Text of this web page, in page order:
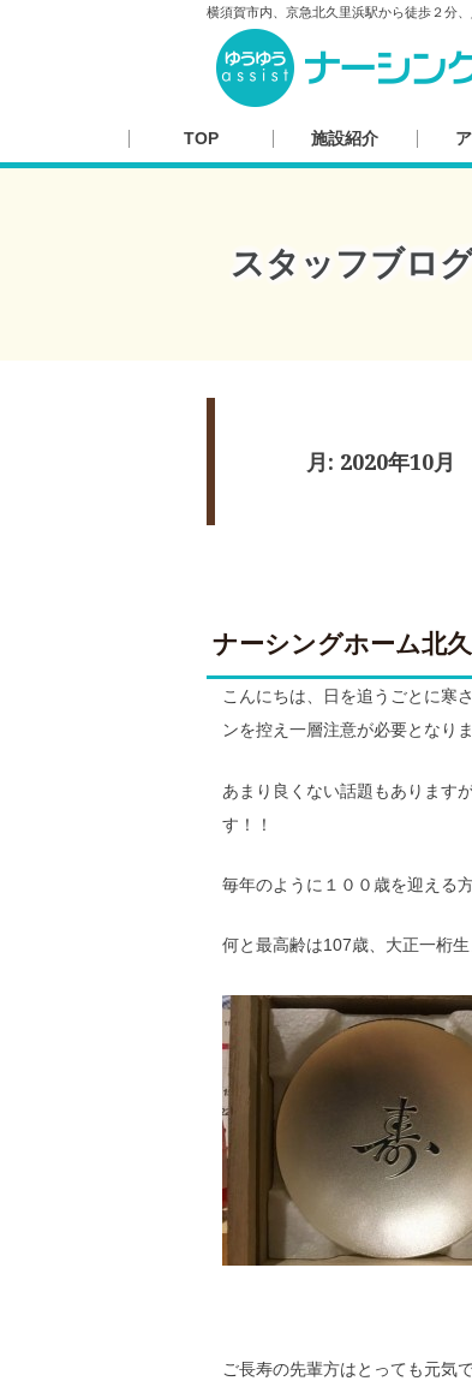
横須賀市内、京急北久里浜駅から徒歩２分
TOP 施設紹介
スタッフブロ
月: 2020年10月
ナーシングホーム北
こんにちは、日を追うごとに寒
ンを控え一層注意が必要となりま
あまり良くない話題もあります
す！！
毎年のように１００歳を迎える
何と最高齢は107歳、大正一桁
ご長寿の先輩方はとっても元気